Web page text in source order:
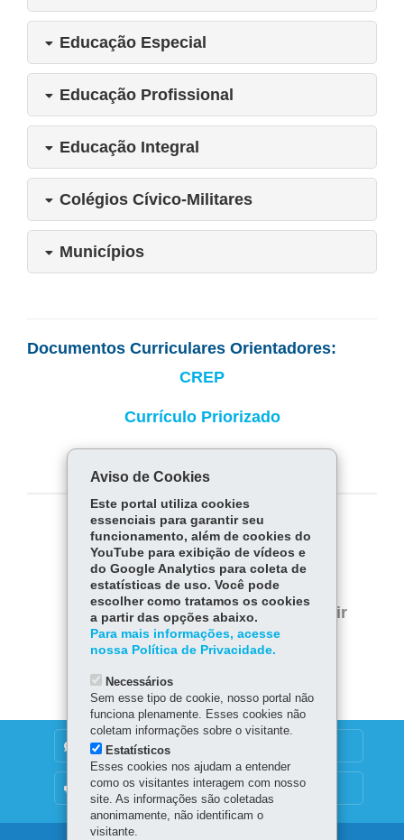
Educação Especial
Educação Profissional
Educação Integral
Colégios Cívico-Militares
Municípios
Documentos Curriculares Orientadores:
CREP
Currículo Priorizado
COMPARTILHE:
Fa
ce
bo
ok
Tw
itt
er
W
ha
ts
Ap
p
Voltar Início
Imprimir
Baixar
DENUNCIE CORRUPÇÃO
OUVIDORIA
Aviso de Cookies
Este portal utiliza cookies
essenciais para garantir seu
funcionamento, além de cookies do
YouTube para exibição de vídeos e
do Google Analytics para coleta de
estatísticas de uso. Você pode
escolher como tratamos os cookies
a partir das opções abaixo.
Para mais informações, acesse
nossa Política de Privacidade.
Necessários
Sem esse tipo de cookie, nosso portal não
funciona plenamente. Esses cookies não
coletam informações sobre o visitante.
Estatísticos
Esses cookies nos ajudam a entender
como os visitantes interagem com nosso
site. As informações são coletadas
anonimamente, não identificam o
visitante.